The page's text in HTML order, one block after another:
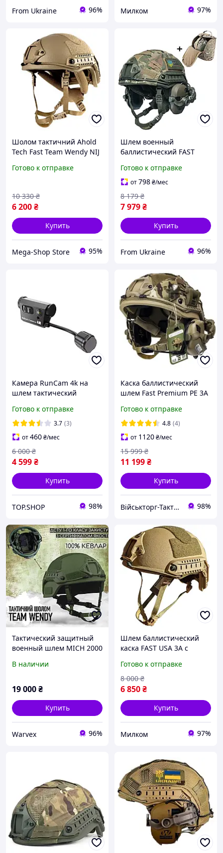
From Ukraine 96% Милком 97%
Шолом тактичний Ahold
Tech Fast Team Wendy NIJ
Койот Бежевий
Готово к отправке
6 200₴
10 330 ₴
Купить
Mega-Shop Store 95%
Шлем военный
баллистический FAST
каска + тактические
активные наушники
Walkers олива
Готово к отправке
от798₴/мес
7 979₴
8 179 ₴
Купить
From Ukraine 96%
Камера RunCam 4k на
шлем тактический
4k для военных на каску
Готово к отправке
3.7 (3)
от460₴/мес
4 599₴
6 000 ₴
Купить
TOP.SHOP 98%
Каска баллистический
шлем Fast Premium PE 3A
наушники Earmor M32 SE
чебурашки фонарь койот
Готово к отправке
4.8 (4)
от 1120₴/мес
11 199₴
15 999 ₴
Купить
Військторг-Тактичне спорядження 98%
Тактический защитный
военный шлем MICH 2000
защиты NIJ IIIA. Масло
баллистическая
В наличии
19 000₴
Купить
Warvex 96%
Шлем баллистический
каска FAST USA 3A с
олива
Готово к отправке
6 850₴
8 000 ₴
Купить
Милком 97%